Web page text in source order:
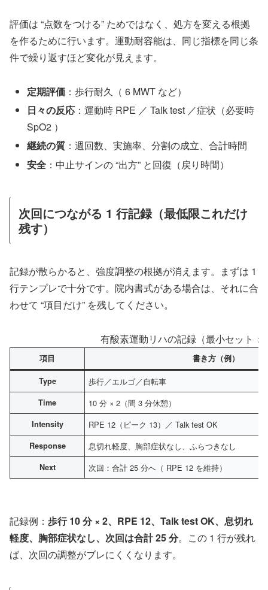
評価は “点数をつける” ためではなく、処方を変える根拠
を作るために行います。運動耐容能は、同じ指標を同じ条
件で繰り返すほど変化が見えます。
定期評価 ：歩行耐久（ 6 MWT など）
日々の反応 ：運動時 RPE ／ Talk test ／症状（必要時
SpO2 ）
継続の質 ：週回数、実施率、分割の成立、合計時間
安全 ：中止サインの “出方” と回復（戻り時間）
次回につながる 1 行記録（最低限これだけ
残す）
記録が散らかると、強度調整の根拠が消えます。まずは 1
行テンプレで十分です。院内書式がある場合は、それに合
わせて “項目だけ” を残してください。
有酸素運動リハの記録（最小セット：
項目 書き方（例）
Type 歩行／エルゴ／自転車
Time 10 分 × 2（間 3 分休憩）
Intensity RPE 12（ピーク 13）／ Talk test OK
Response 息切れ軽度、胸部症状なし、ふらつきなし
Next 次回：合計 25 分へ（ RPE 12 を維持）
記録例： 歩行 10 分 × 2、RPE 12、Talk test OK、息切れ
軽度、胸部症状なし、次回は合計 25 分。この 1 行が残れ
ば、次回の調整がブレにくくなります。